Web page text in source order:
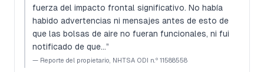
fuerza del impacto frontal significativo. No había
habido advertencias ni mensajes antes de esto de
que las bolsas de aire no fueran funcionales, ni fui
notificado de que…”
— Reporte del propietario, NHTSA ODI n.º 11588558